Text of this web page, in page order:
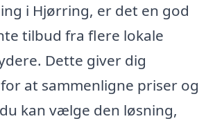
i Hjørring, er det en god
tilbud fra flere lokale
Dette giver dig
at sammenligne priser og
kan vælge den løsning,